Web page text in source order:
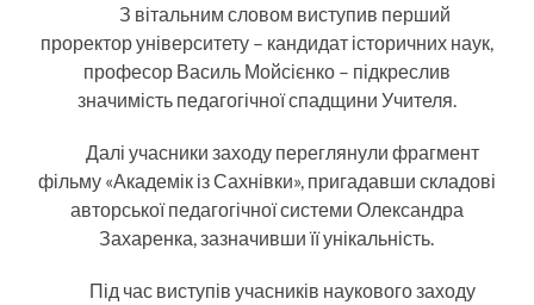
З вітальним словом виступив перший
проректор університету – кандидат історичних наук,
професор Василь Мойсієнко – підкреслив
значимість педагогічної спадщини Учителя.
Далі учасники заходу переглянули фрагмент
фільму «Академік із Сахнівки», пригадавши складові
авторської педагогічної системи Олександра
Захаренка, зазначивши її унікальність.
Під час виступів учасників наукового заходу